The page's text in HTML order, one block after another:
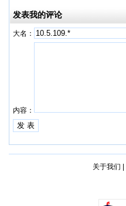
发表我的评论
大名：
内容：
关于我们